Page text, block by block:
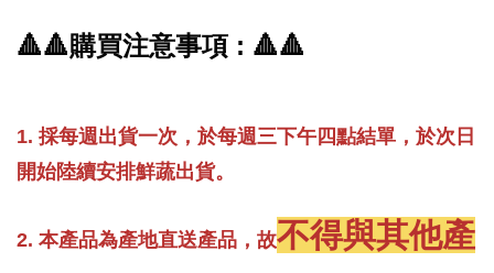
🔺🔺購買注意事項 : 🔺🔺
1. 採每週出貨一次，於每週三下午四點結單，於次日
開始陸續安排鮮蔬出貨。
2. 本產品為產地直送產品，故不得與其他產